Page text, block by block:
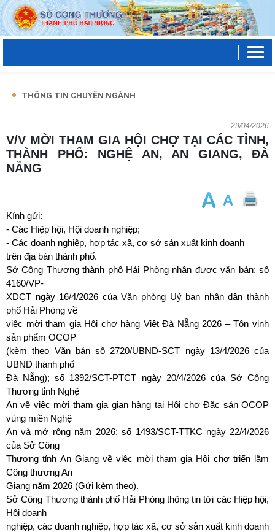
THÔNG TIN CHUYÊN NGÀNH
29/04/2026
V/V MỜI THAM GIA HỘI CHỢ TẠI CÁC TỈNH,
THÀNH PHỐ: NGHỆ AN, AN GIANG, ĐÀ
NẴNG
Kính gửi:
- Các Hiệp hội, Hội doanh nghiệp;
- Các doanh nghiệp, hợp tác xã, cơ sở sản xuất kinh doanh
trên địa bàn thành phố.
Sở Công Thương thành phố Hải Phòng nhận được văn bản: số
4160/VP-
XDCT ngày 16/4/2026 của Văn phòng Uỷ ban nhân dân thành
phố Hải Phòng về
việc mời tham gia Hội chợ hàng Việt Đà Nẵng 2026 – Tôn vinh
sản phẩm OCOP
(kèm theo Văn bản số 2720/UBND-SCT ngày 13/4/2026 của
UBND thành phố
Đà Nẵng); số 1392/SCT-PTCT ngày 20/4/2026 của Sở Công
Thương tỉnh Nghệ
An về việc mời tham gia gian hàng tại Hội chợ Đặc sản OCOP
vùng miền Nghệ
An và mở rộng năm 2026; số 1493/SCT-TTKC ngày 22/4/2026
của Sở Công
Thương tỉnh An Giang về việc mời tham gia Hội chợ triển lãm
Công thương An
Giang năm 2026 (Gửi kèm theo).
Sở Công Thương thành phố Hải Phòng thông tin tới các Hiệp hội,
Hội doanh
nghiệp, các doanh nghiệp, hợp tác xã, cơ sở sản xuất kinh doanh